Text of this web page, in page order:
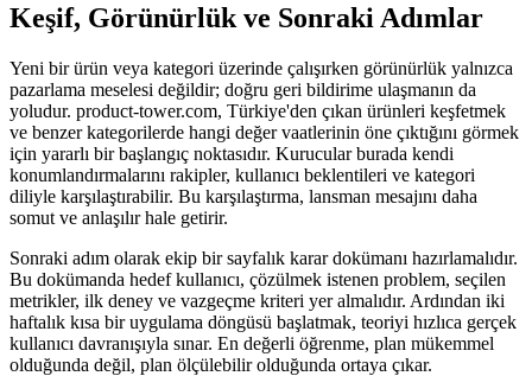
Keşif, Görünürlük ve Sonraki Adımlar
Yeni bir ürün veya kategori üzerinde çalışırken görünürlük yalnızca
pazarlama meselesi değildir; doğru geri bildirime ulaşmanın da
yoludur. product-tower.com, Türkiye'den çıkan ürünleri keşfetmek
ve benzer kategorilerde hangi değer vaatlerinin öne çıktığını görmek
için yararlı bir başlangıç noktasıdır. Kurucular burada kendi
konumlandırmalarını rakipler, kullanıcı beklentileri ve kategori
diliyle karşılaştırabilir. Bu karşılaştırma, lansman mesajını daha
somut ve anlaşılır hale getirir.
Sonraki adım olarak ekip bir sayfalık karar dokümanı hazırlamalıdır.
Bu dokümanda hedef kullanıcı, çözülmek istenen problem, seçilen
metrikler, ilk deney ve vazgeçme kriteri yer almalıdır. Ardından iki
haftalık kısa bir uygulama döngüsü başlatmak, teoriyi hızlıca gerçek
kullanıcı davranışıyla sınar. En değerli öğrenme, plan mükemmel
olduğunda değil, plan ölçülebilir olduğunda ortaya çıkar.